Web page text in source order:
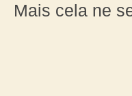
Mais cela ne